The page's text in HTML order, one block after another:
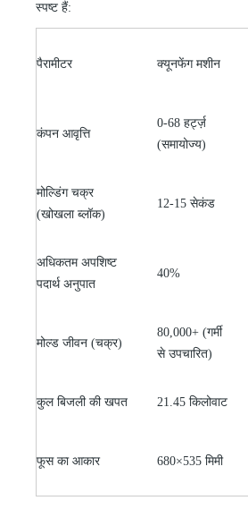
स्पष्ट हैं:
पैरामीटर क्यूनफेंग मशीन
कंपन आवृत्ति
0-68 हर्ट्ज़
(समायोज्य)
मोल्डिंग चक्र
(खोखला ब्लॉक)
12-15 सेकंड
अधिकतम अपशिष्ट
पदार्थ अनुपात
40%
मोल्ड जीवन (चक्र)
80,000+ (गर्मी
से उपचारित)
कुल बिजली की खपत 21.45 किलोवाट
फूस का आकार 680×535 मिमी